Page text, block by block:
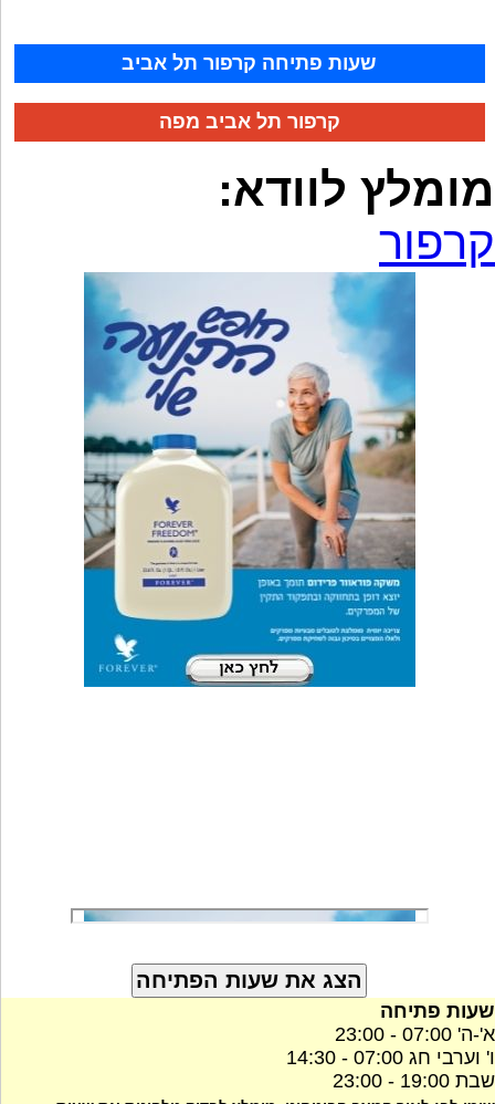
שעות פתיחה קרפור תל אביב
קרפור תל אביב מפה
מומלץ לוודא:
קרפור
שעות פתיחה
א'-ה' 07:00 - 23:00
ו' וערבי חג 07:00 - 14:30
שבת 19:00 - 23:00